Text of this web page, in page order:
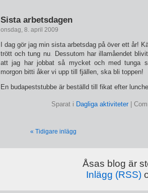
Sista arbetsdagen
onsdag, 8. april 2009
I dag gör jag min sista arbetsdag på över ett år!
trött och tung nu. Dessutom har illamåendet
att jag har jobbat så mycket och med tunga
morgon bitti åker vi upp till fjällen, ska bli toppen!
En budapeststubbe är beställd till fikat efter
Sparat i Dagliga aktiviteter|
« Tidigare inlägg
Åsas blog är
Inlägg (RSS)